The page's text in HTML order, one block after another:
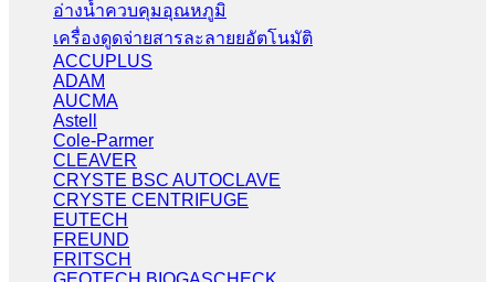
อ่างน้ำควบคุมอุณหภูมิ
เครื่องดูดจ่ายสารละลายยอัตโนมัติ
ACCUPLUS
ADAM
AUCMA
Astell
Cole-Parmer
CLEAVER
CRYSTE BSC AUTOCLAVE
CRYSTE CENTRIFUGE
EUTECH
FREUND
FRITSCH